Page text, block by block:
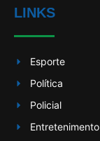
LINKS
Esporte
Política
Policial
Entretenimento